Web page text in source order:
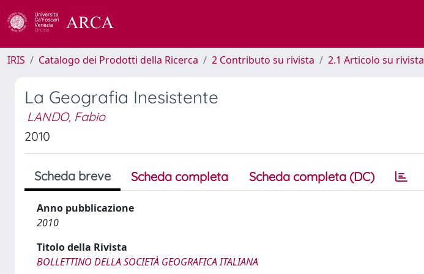
IRIS Catalogo dei Prodotti della Ricerca 2 Contributo su rivista 2.1 Articolo su rivista
La Geografia Inesistente
LANDO, Fabio
2010
Scheda breve Scheda completa Scheda completa (DC)
Anno pubblicazione
2010
Titolo della Rivista
BOLLETTINO DELLA SOCIETÀ GEOGRAFICA ITALIANA